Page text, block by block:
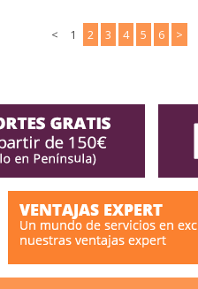
< 1 2 3 4 5 6 >